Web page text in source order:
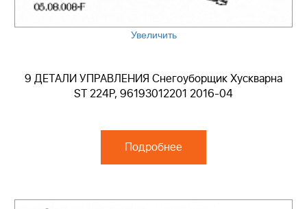
Увеличить
9 ДЕТАЛИ УПРАВЛЕНИЯ Снегоуборщик Хускварна
ST 224P, 96193012201 2016-04
Подробнее